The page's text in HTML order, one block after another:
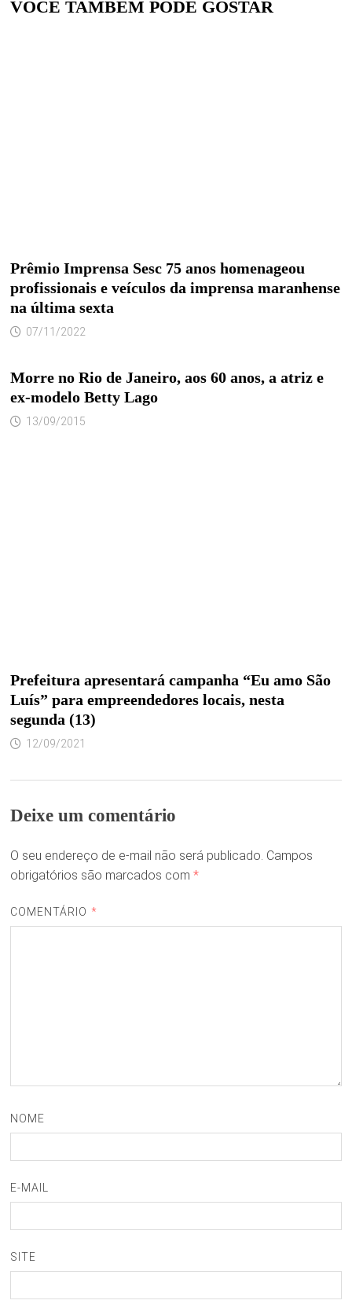
VOCÊ TAMBÉM PODE GOSTAR
Prêmio Imprensa Sesc 75 anos homenageou
profissionais e veículos da imprensa maranhense
na última sexta
07/11/2022
Morre no Rio de Janeiro, aos 60 anos, a atriz e
ex-modelo Betty Lago
13/09/2015
Prefeitura apresentará campanha “Eu amo São
Luís” para empreendedores locais, nesta
segunda (13)
12/09/2021
Deixe um comentário
O seu endereço de e-mail não será publicado. Campos
obrigatórios são marcados com *
COMENTÁRIO *
NOME
E-MAIL
SITE